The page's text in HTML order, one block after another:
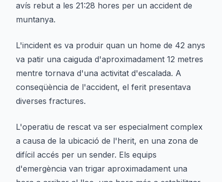
avís rebut a les 21:28 hores per un accident de
muntanya.
L'incident es va produir quan un home de 42 anys
va patir una caiguda d'aproximadament 12 metres
mentre tornava d'una activitat d'escalada. A
conseqüència de l'accident, el ferit presentava
diverses fractures.
L'operatiu de rescat va ser especialment complex
a causa de la ubicació de l'herit, en una zona de
difícil accés per un sender. Els equips
d'emergència van trigar aproximadament una